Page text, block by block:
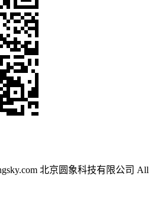
北京圆象科技有限公司 All